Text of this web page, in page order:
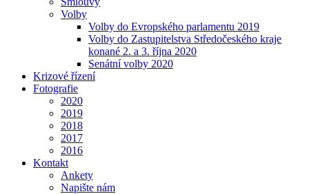
Volby
Volby do Evropského parlamentu 2019
Volby do Zastupitelstva Středočeského kraje
konané 2. a 3. října 2020
Senátní volby 2020
Krizové řízení
Fotografie
2020
2019
2018
2017
2016
Kontakt
Ankety
Napište nám